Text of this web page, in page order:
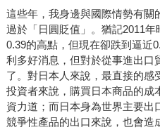
這些年，我身邊與國際情勢有關
過於「日圓貶值」。猶記2011
0.39的高點，但現在卻跌到逼近
利多好消息，但對於從事進出口
了。對日本人來說，最直接的
投資者來說，購買日本商品的成
資力道；而日本身為世界主要出
競爭性產品的出口來說，也會造